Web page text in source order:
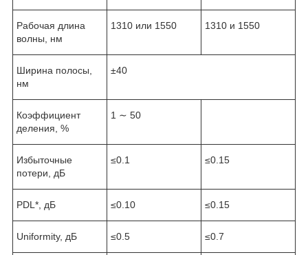
Рабочая длина
волны, нм
1310 или 1550 1310 и 1550
Ширина полосы,
нм
±40
Коэффициент
деления, %
1 ∼ 50
Избыточные
потери, дБ
≤0.1 ≤0.15
PDL*, дБ ≤0.10 ≤0.15
Uniformity, дБ ≤0.5 ≤0.7